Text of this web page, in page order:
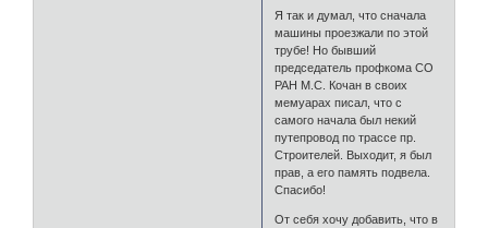
Я так и думал, что сначала
машины проезжали по этой
трубе! Но бывший
председатель профкома СО
РАН М.С. Кочан в своих
мемуарах писал, что с
самого начала был некий
путепровод по трассе пр.
Строителей. Выходит, я был
прав, а его память подвела.
Спасибо!
От себя хочу добавить, что в